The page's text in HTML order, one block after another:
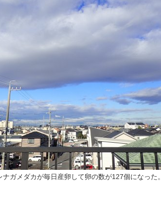
ガメダカが毎日産卵して卵の数が127個になった。